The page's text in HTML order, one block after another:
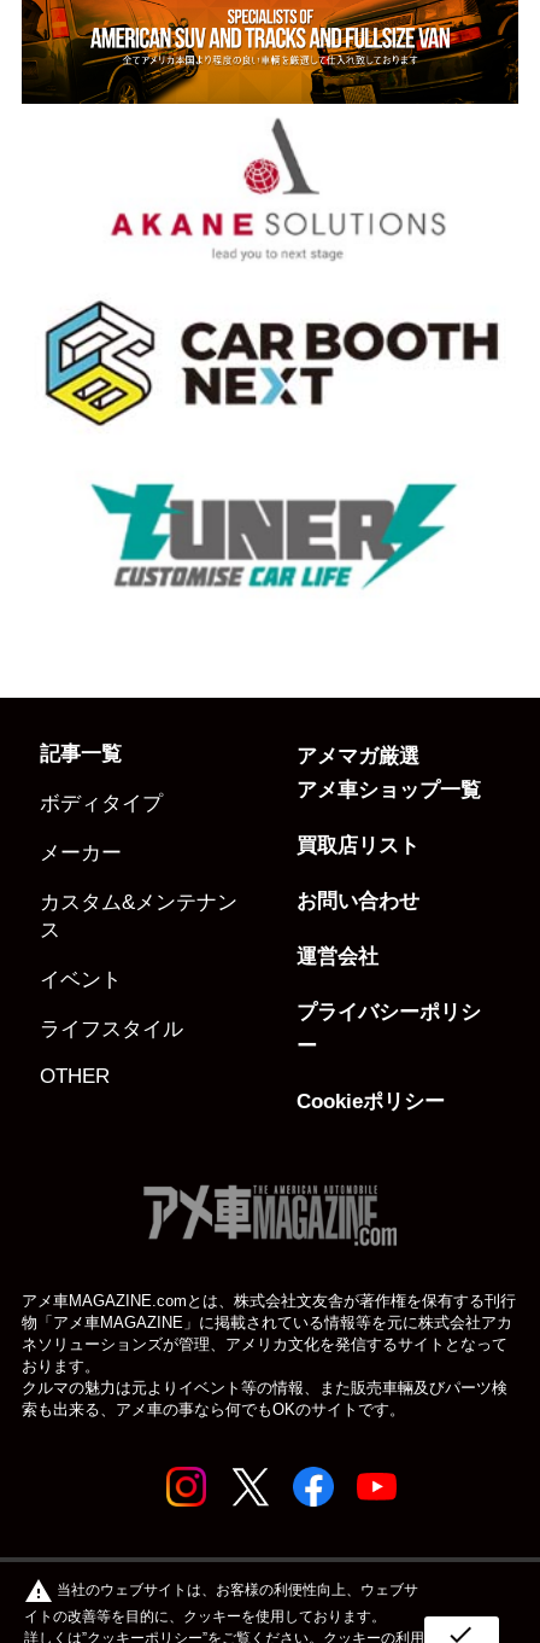
記事一覧
ボディタイプ
メーカー
カスタム&メンテナン
ス
イベント
ライフスタイル
OTHER
アメマガ厳選
アメ車ショップ一覧
買取店リスト
お問い合わせ
運営会社
プライバシーポリシ
ー
Cookieポリシー
アメ車MAGAZINE.comとは、株式会社文友舎が著作権を保有する刊行
物「アメ車MAGAZINE」に掲載されている情報等を元に株式会社アカ
ネソリューションズが管理、アメリカ文化を発信するサイトとなって
おります。
クルマの魅力は元よりイベント等の情報、また販売車輛及びパーツ検
索も出来る、アメ車の事なら何でもOKのサイトです。
© アメ車のWEBマガジン アメ車マガジン公式WEBサイト
| アメマガ All rights reserved.
warning 当社のウェブサイトは、お客様の利便性向上、ウェブサ
イトの改善等を目的に、クッキーを使用しております。
詳しくは”クッキーポリシー”をご覧ください。クッキーの利用 check